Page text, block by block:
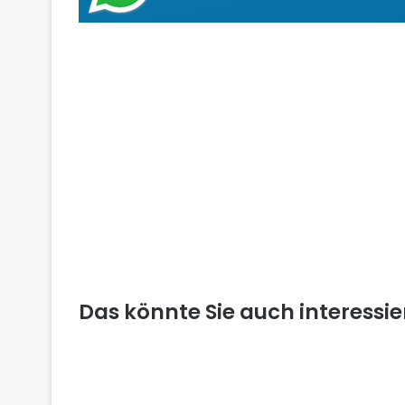
Das könnte Sie auch